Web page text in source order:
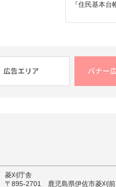
『住民基本台
菱刈庁舎
〒895-2701 鹿児島県伊佐市菱刈